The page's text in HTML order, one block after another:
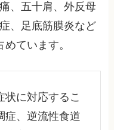
、五十肩、外反母
、足底筋膜炎など
ています。
状に対応するこ
症、逆流性食道